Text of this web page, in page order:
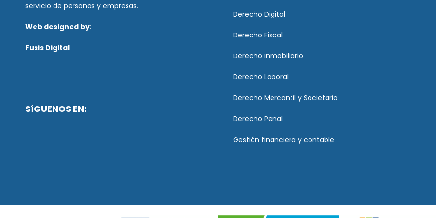
servicio de personas y empresas.
Web designed by:
Fusis Digital
SíGUENOS EN:
Derecho Digital
Derecho Fiscal
Derecho Inmobiliario
Derecho Laboral
Derecho Mercantil y Societario
Derecho Penal
Gestión financiera y contable